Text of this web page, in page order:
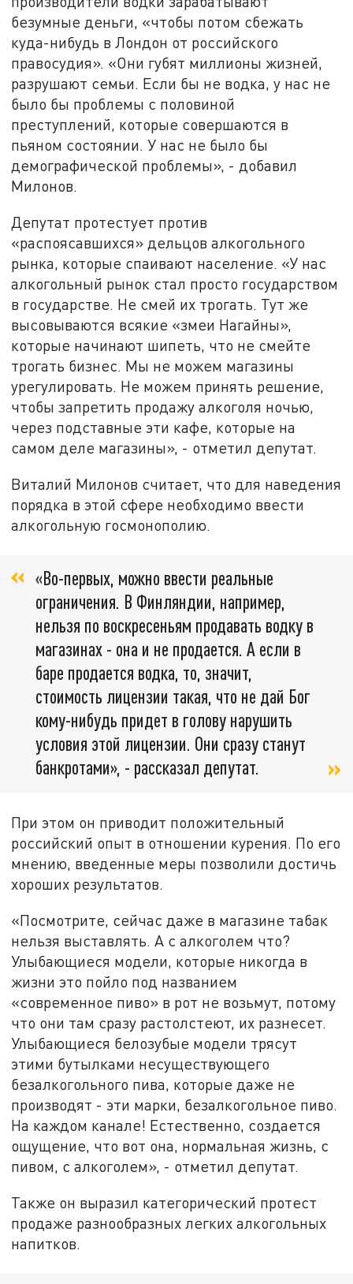
безумные деньги, «чтобы потом сбежать
куда-нибудь в Лондон от российского
правосудия». «Они губят миллионы жизней,
разрушают семьи. Если бы не водка, у нас не
было бы проблемы с половиной
преступлений, которые совершаются в
пьяном состоянии. У нас не было бы
демографической проблемы», - добавил
Милонов.
Депутат протестует против
«распоясавшихся» дельцов алкогольного
рынка, которые спаивают население. «У нас
алкогольный рынок стал просто государством
в государстве. Не смей их трогать. Тут же
высовываются всякие «змеи Нагайны»,
которые начинают шипеть, что не смейте
трогать бизнес. Мы не можем магазины
урегулировать. Не можем принять решение,
чтобы запретить продажу алкоголя ночью,
через подставные эти кафе, которые на
самом деле магазины», - отметил депутат.
Виталий Милонов считает, что для наведения
порядка в этой сфере необходимо ввести
алкогольную госмонополию.
«Во-первых, можно ввести реальные
ограничения. В Финляндии, например,
нельзя по воскресеньям продавать водку в
магазинах - она и не продается. А если в
баре продается водка, то, значит,
стоимость лицензии такая, что не дай Бог
кому-нибудь придет в голову нарушить
условия этой лицензии. Они сразу станут
банкротами», - рассказал депутат.
При этом он приводит положительный
российский опыт в отношении курения. По его
мнению, введенные меры позволили достичь
хороших результатов.
«Посмотрите, сейчас даже в магазине табак
нельзя выставлять. А с алкоголем что?
Улыбающиеся модели, которые никогда в
жизни это пойло под названием
«современное пиво» в рот не возьмут, потому
что они там сразу растолстеют, их разнесет.
Улыбающиеся белозубые модели трясут
этими бутылками несуществующего
безалкогольного пива, которые даже не
производят - эти марки, безалкогольное пиво.
На каждом канале! Естественно, создается
ощущение, что вот она, нормальная жизнь, с
пивом, с алкоголем», - отметил депутат.
Также он выразил категорический протест
продаже разнообразных легких алкогольных
напитков.